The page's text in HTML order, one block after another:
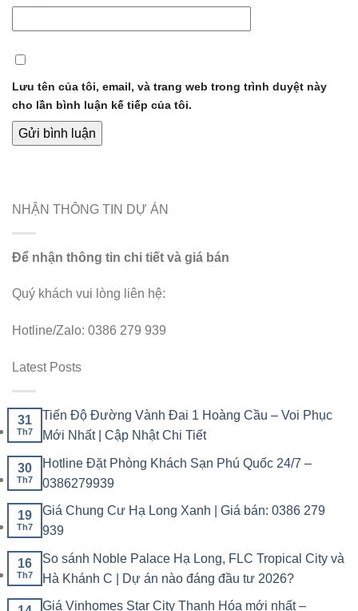
Lưu tên của tôi, email, và trang web trong trình duyệt này
cho lần bình luận kế tiếp của tôi.
NHẬN THÔNG TIN DỰ ÁN
Để nhận thông tin chi tiết và giá bán
Quý khách vui lòng liên hệ:
Hotline/Zalo: 0386 279 939
Latest Posts
31
Th7
Tiến Độ Đường Vành Đai 1 Hoàng Cầu – Voi Phục
Mới Nhất | Cập Nhật Chi Tiết
30
Th7
Hotline Đặt Phòng Khách Sạn Phú Quốc 24/7 –
0386279939
19
Th7
Giá Chung Cư Hạ Long Xanh | Giá bán: 0386 279
939
16
Th7
So sánh Noble Palace Hạ Long, FLC Tropical City và
Hà Khánh C | Dự án nào đáng đầu tư 2026?
Giá Vinhomes Star City Thanh Hóa mới nhất –